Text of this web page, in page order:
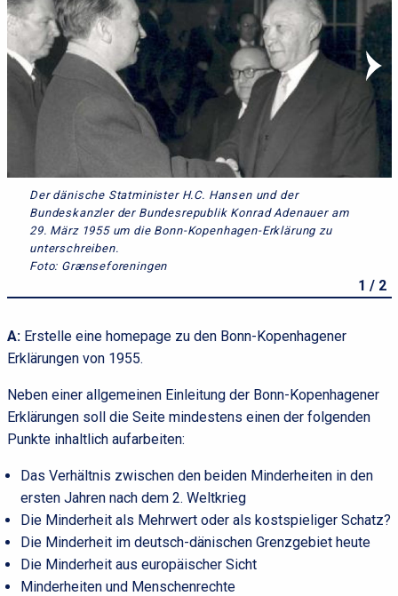
Der dänische Statminister H.C. Hansen und der
Bundeskanzler der Bundesrepublik Konrad Adenauer am
29. März 1955 um die Bonn-Kopenhagen-Erklärung zu
unterschreiben.
Foto: Grænseforeningen
1 / 2
A: Erstelle eine homepage zu den Bonn-Kopenhagener
Erklärungen von 1955.
Neben einer allgemeinen Einleitung der Bonn-Kopenhagener
Erklärungen soll die Seite mindestens einen der folgenden
Punkte inhaltlich aufarbeiten:
Das Verhältnis zwischen den beiden Minderheiten in den
ersten Jahren nach dem 2. Weltkrieg
Die Minderheit als Mehrwert oder als kostspieliger Schatz?
Die Minderheit im deutsch-dänischen Grenzgebiet heute
Die Minderheit aus europäischer Sicht
Minderheiten und Menschenrechte